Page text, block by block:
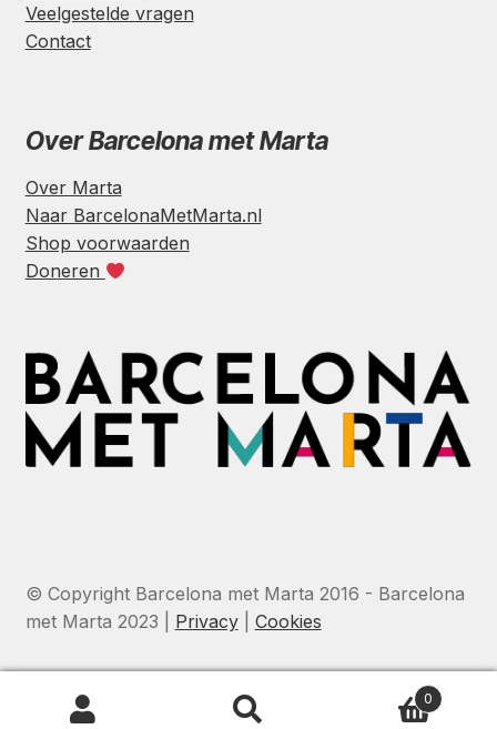
Veelgestelde vragen
Contact
Over Barcelona met Marta
Over Marta
Naar BarcelonaMetMarta.nl
Shop voorwaarden
Doneren
© Copyright Barcelona met Marta 2016 - Barcelona
met Marta 2023 | Privacy| Cookies
Zoeken
Zoeken
0